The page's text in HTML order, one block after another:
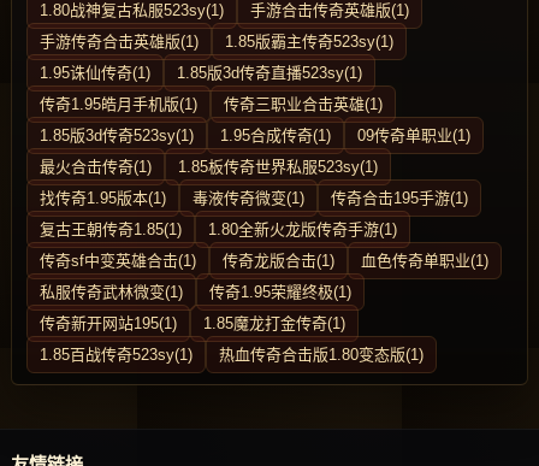
1.80战神复古私服523sy(1)
手游合击传奇英雄版(1)
手游传奇合击英雄版(1)
1.85版霸主传奇523sy(1)
1.95诛仙传奇(1)
1.85版3d传奇直播523sy(1)
传奇1.95皓月手机版(1)
传奇三职业合击英雄(1)
1.85版3d传奇523sy(1)
1.95合成传奇(1)
09传奇单职业(1)
最火合击传奇(1)
1.85板传奇世界私服523sy(1)
找传奇1.95版本(1)
毒液传奇微变(1)
传奇合击195手游(1)
复古王朝传奇1.85(1)
1.80全新火龙版传奇手游(1)
传奇sf中变英雄合击(1)
传奇龙版合击(1)
血色传奇单职业(1)
私服传奇武林微变(1)
传奇1.95荣耀终极(1)
传奇新开网站195(1)
1.85魔龙打金传奇(1)
1.85百战传奇523sy(1)
热血传奇合击版1.80变态版(1)